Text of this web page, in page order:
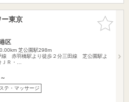
お気に入
りに追加
東京
区
芝公園駅298m
線 赤羽橋駅より徒歩２分三田線 芝公園駅よ
ＪＲ・…
テ・マッサージ